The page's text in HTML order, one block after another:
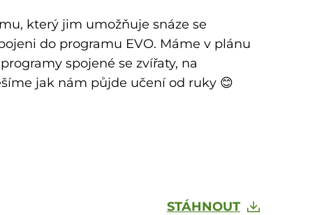
který jim umožňuje snáze se
do programu EVO. Máme v plánu
spojené se zvířaty, na
jak nám půjde učení od ruky 😊
STÁHNOUT